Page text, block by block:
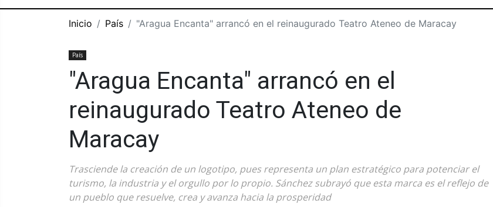
Inicio País ‎"Aragua Encanta" arrancó en el reinaugurado Teatro Ateneo de Maracay
País
‎"Aragua Encanta" arrancó en el
reinaugurado Teatro Ateneo de
Maracay
Trasciende la creación de un logotipo, pues representa un plan estratégico para potenciar el
turismo, la industria y el orgullo por lo propio. Sánchez subrayó que esta marca es el reflejo de
un pueblo que resuelve, crea y avanza hacia la prosperidad